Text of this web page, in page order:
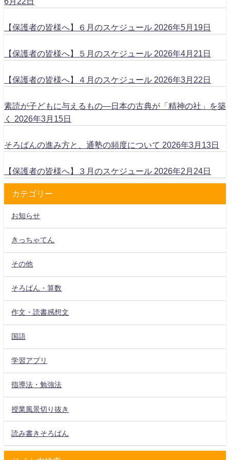
【保護者の皆様へ】６月のスケジュール 2026年5月19日
【保護者の皆様へ】５月のスケジュール 2026年4月21日
【保護者の皆様へ】４月のスケジュール 2026年3月22日
素読が子どもに与えるもの―日本の古典が「精神の社」を築
く
2026年3月15日
そろばんの進み方と、通塾の頻度について 2026年3月13日
【保護者の皆様へ】３月のスケジュール 2026年2月24日
カテゴリー
お知らせ
きっちゃてん
その他
そろばん・算数
作文・読書感想文
国語
学習アプリ
指導法・勉強法
授業風景切り抜き
読み書きそろばん